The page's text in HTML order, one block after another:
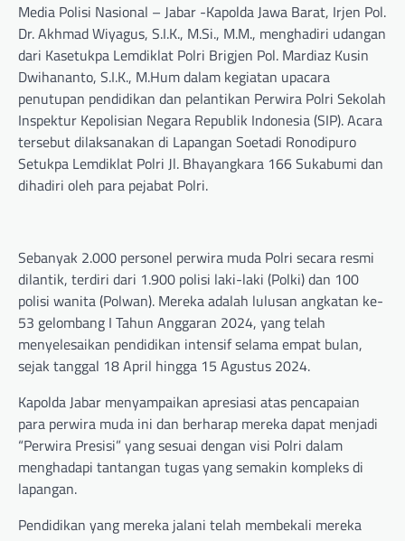
Media Polisi Nasional – Jabar -Kapolda Jawa Barat, Irjen Pol.
Dr. Akhmad Wiyagus, S.I.K., M.Si., M.M., menghadiri udangan
dari Kasetukpa Lemdiklat Polri Brigjen Pol. Mardiaz Kusin
Dwihananto, S.I.K., M.Hum dalam kegiatan upacara
penutupan pendidikan dan pelantikan Perwira Polri Sekolah
Inspektur Kepolisian Negara Republik Indonesia (SIP). Acara
tersebut dilaksanakan di Lapangan Soetadi Ronodipuro
Setukpa Lemdiklat Polri Jl. Bhayangkara 166 Sukabumi dan
dihadiri oleh para pejabat Polri.
Sebanyak 2.000 personel perwira muda Polri secara resmi
dilantik, terdiri dari 1.900 polisi laki-laki (Polki) dan 100
polisi wanita (Polwan). Mereka adalah lulusan angkatan ke-
53 gelombang I Tahun Anggaran 2024, yang telah
menyelesaikan pendidikan intensif selama empat bulan,
sejak tanggal 18 April hingga 15 Agustus 2024.
Kapolda Jabar menyampaikan apresiasi atas pencapaian
para perwira muda ini dan berharap mereka dapat menjadi
“Perwira Presisi” yang sesuai dengan visi Polri dalam
menghadapi tantangan tugas yang semakin kompleks di
lapangan.
Pendidikan yang mereka jalani telah membekali mereka